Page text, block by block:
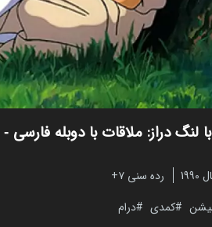
لنگ دراز: ملاقات با دوبله فارسی - Daddy Long Legs 1990
رده سنی ۷+
کمدی درام